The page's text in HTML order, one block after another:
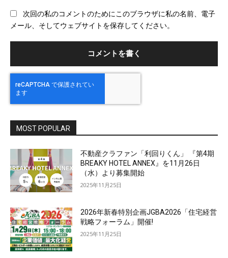
次回の私のコメントのためにこのブラウザに私の名前、電子
メール、そしてウェブサイトを保存してください。
MOST POPULAR
不動産クラファン「利回りくん」 『第4期
BREAKY HOTEL ANNEX』を11月26日
（水）より募集開始
2025年11月25日
2026年新春特別企画JGBA2026「住宅経営
戦略フォーラム」開催!
2025年11月25日